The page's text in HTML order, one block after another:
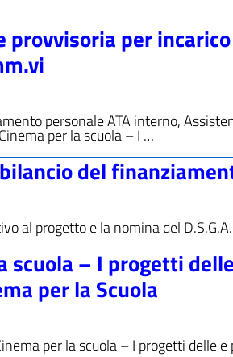
per
personale ATA interno,
per la scuola – I …
del
al progetto e la nomina del D.S.G.A.
scuola – I progetti
per la Scuola
per la scuola – I progetti delle e